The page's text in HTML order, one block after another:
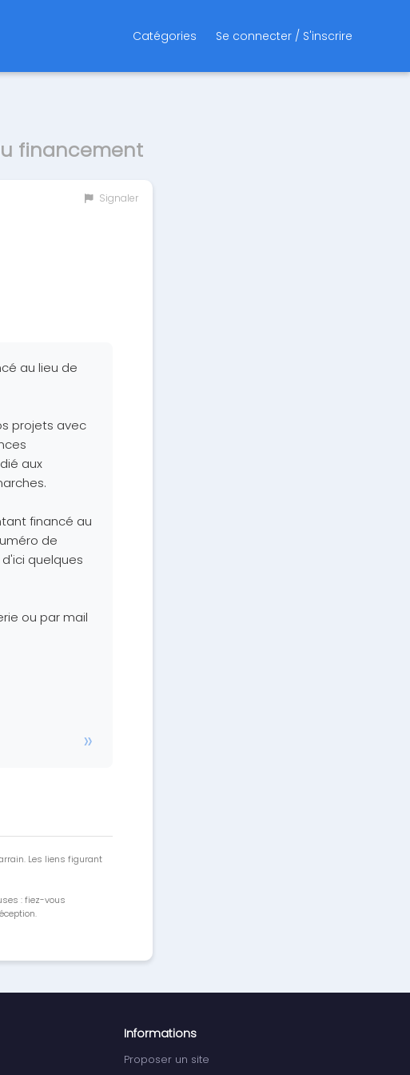
Catégories Se connecter / S'inscrire
financement
Signaler
au lieu de
projets avec
aux
financé au
de
quelques
ou par mail
Les liens figurant
: fiez-vous
Informations
Proposer un site